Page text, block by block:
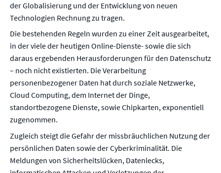
der Globalisierung und der Entwicklung von neuen
Technologien Rechnung zu tragen.
Die bestehenden Regeln wurden zu einer Zeit ausgearbeitet,
in der viele der heutigen Online-Dienste- sowie die sich
daraus ergebenden Herausforderungen für den Datenschutz
– noch nicht existierten. Die Verarbeitung
personenbezogener Daten hat durch soziale Netzwerke,
Cloud Computing, dem Internet der Dinge,
standortbezogene Dienste, sowie Chipkarten, exponentiell
zugenommen.
Zugleich steigt die Gefahr der missbräuchlichen Nutzung der
persönlichen Daten sowie der Cyberkriminalität. Die
Meldungen von Sicherheitslücken, Datenlecks,